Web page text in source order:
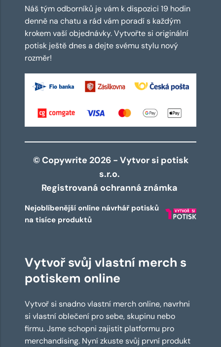
Náš tým odborníků je vám k dispozici 19 hodin
denně na chatu a rád vám poradí s každým
krokem vaší objednávky. Vytvořte si originální
potisk ještě dnes a dejte svému stylu nový
rozměr!
© Copywrite 2026 - Vytvor si potisk
s.r.o.
Registrovaná ochranná známka
Nejoblíbenější online návrhář potisků
na tisíce produktů
Vytvoř svůj vlastní merch s
potiskem online
Vytvoř si snadno vlastní merch online, navrhni
si vlastní oblečení pro sebe, skupinu nebo
firmu. Jsme schopni zajistit platformu pro
merchandising. Nyní zkuste svůj první produkt